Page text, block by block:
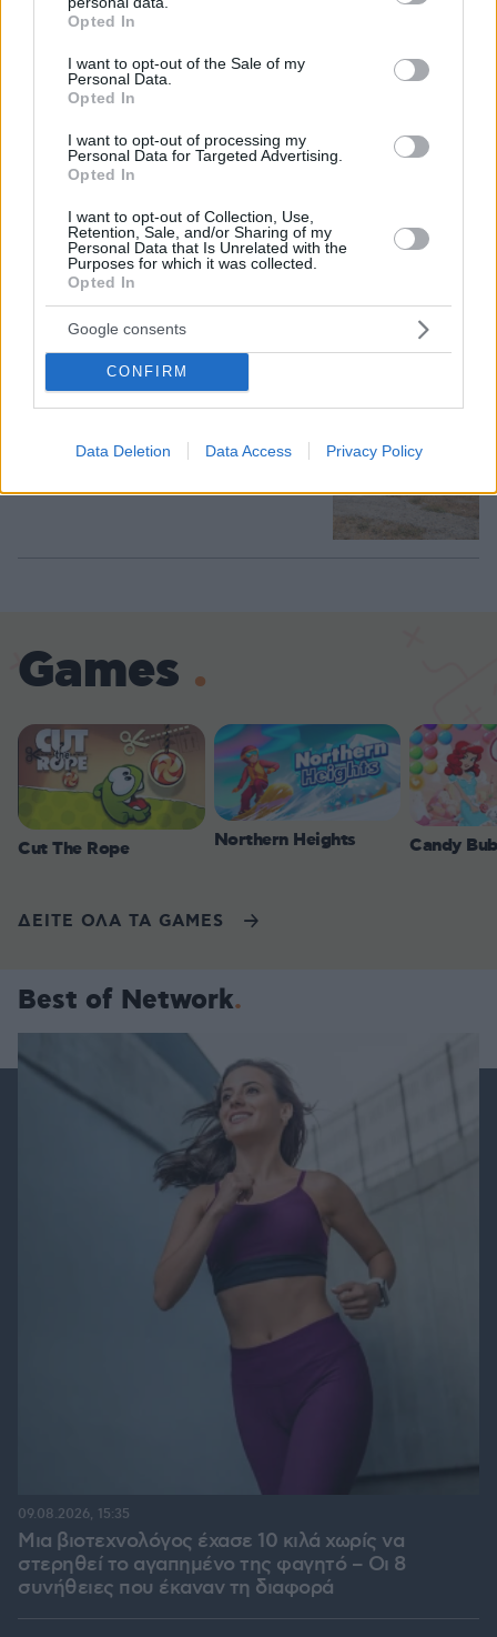
grant or deny consent to Google and its third-party tags to
use your data for below specified purposes in below Google
consent section.
Opted In
I want to opt-out of the Sale of my
Personal Data.
Opted In
I want to opt-out of processing my
Personal Data for Targeted Advertising.
Opted In
I want to opt-out of Collection, Use,
Retention, Sale, and/or Sharing of my
Personal Data that Is Unrelated with the
Purposes for which it was collected.
Opted In
Google consents
CONFIRM
Data Deletion Data Access Privacy Policy
Γεωργιάδης για την επίθεση σε
Κάτω τα χέρια από το προσωπικό του
Χούθι, το «άλυτο πρόβλημα» της
Μέσης Ανατολής: Γιατί χίλια πλήγματα
δεν ήταν αρκετά για να τους
σταματήσουν
09.08.2026, 13:59 69
Πέθανε κτηνοτρόφος στη Λέσβο μετά
αφθώδους πυρετού
Games
Cut The Rope Northern Heights Candy
ΔΕΙΤΕ ΟΛΑ ΤΑ GAMES
Best of Network
Μια βιοτεχνολόγος έχασε 10 κιλά χωρίς να
στερηθεί το αγαπημένο της φαγητό – Οι 8
συνήθειες που έκαναν τη διαφορά
09.08.2026, 15:35